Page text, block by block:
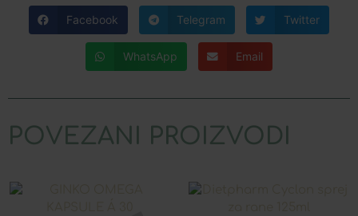
Facebook Telegram Twitter
WhatsApp Email
POVEZANI PROIZVODI